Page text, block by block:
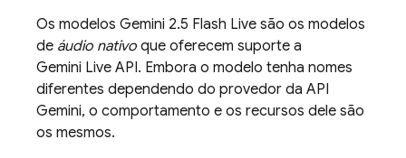
Os modelos Gemini 2.5 Flash Live são os modelos
de áudio nativo que oferecem suporte a
Gemini Live API. Embora o modelo tenha nomes
diferentes dependendo do provedor da API
Gemini, o comportamento e os recursos dele são
os mesmos.